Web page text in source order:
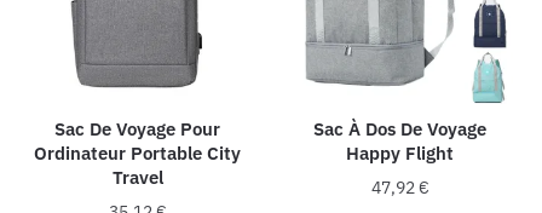
Sac De Voyage Pour
Ordinateur Portable City
Travel
Sac À Dos De Voyage
Happy Flight
47,92€